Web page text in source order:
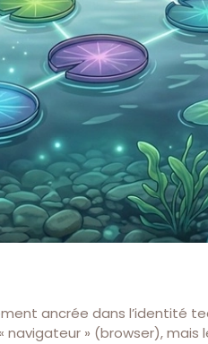
ancrée dans l’identité
» (browser), mais